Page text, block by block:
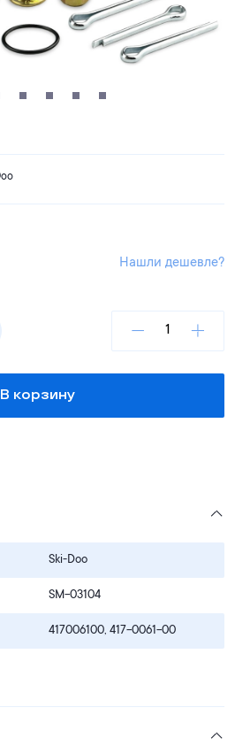
Нашли дешевле?
В корзину
Ski-Doo
SM-03104
417006100, 417-0061-00